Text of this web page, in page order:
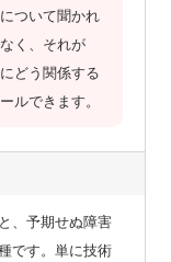
ついて聞かれ
く、それが
どう関係する
ルできます。
、予期せぬ障害
です。単に技術